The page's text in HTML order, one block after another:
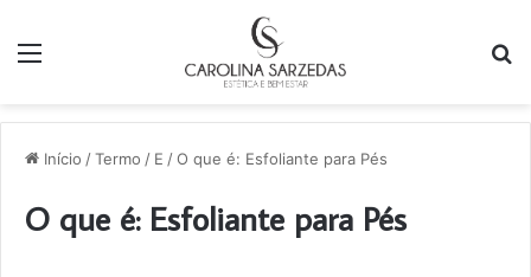
Início /Termo / E /O que é: Esfoliante para Pés
O que é: Esfoliante para Pés